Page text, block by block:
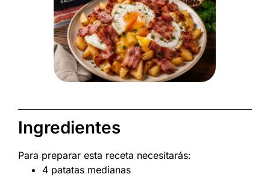
Ingredientes
Para preparar esta receta necesitarás:
4 patatas medianas